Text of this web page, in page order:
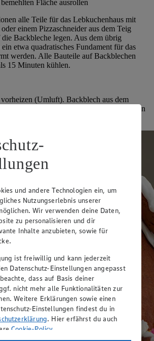
Fläche ausrollen
alle Teile für das Lebkuchenhaus mit
einem Pizzaschneider aus dem Teig
die Backbleche legen. Aus dem übrig
etwa quadratisches Fundament für das
werden. Alle Bauteile auf Backblechen
15 Minuten kühlen.
(Umluft). Backblech aus dem
im vorgeheizten Ofen 20 bis 30 Minuten
Teile in der Mitte fest sind.
und andere Technologien ein, um
Nutzungserlebnis unserer
Wir verwenden deine Daten,
zu personalisieren und dir
Inhalte anzubieten, sowie für
ist freiwillig und kann jederzeit
Datenschutz-Einstellungen angepasst
dass auf Basis deiner
nicht mehr alle Funktionalitäten zur
Weitere Erklärungen sowie einen
Einstellungen findest du in
. Hier erfährst du auch
Cookie-Policy.